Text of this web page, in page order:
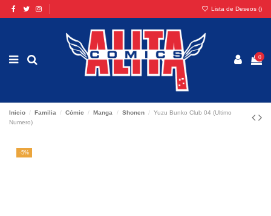
Lista de Deseos ()
0
Inicio Familia Cómic Manga Shonen
Yuzu Bunko Club 04 (Ultimo
Numero)
-5%